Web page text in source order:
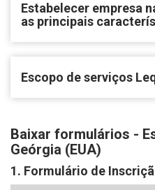
Estabelecer empresa
as principais
Escopo de serviços
Baixar formulários -
Geórgia (EUA)
1. Formulário de